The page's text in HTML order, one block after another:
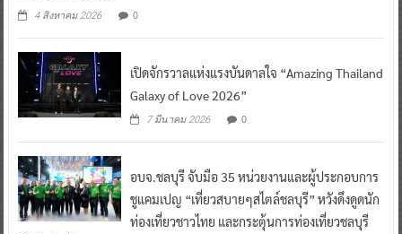
4 สิงหาคม 2026 0
เปิดจักรวาลแห่งแรงบันดาลใจ “Amazing Thailand
Galaxy of Love 2026”
7 มีนาคม 2026 0
อบจ.ชลบุรี จับมือ 35 หน่วยงานและผู้ประกอบการ
ชูแคมเปญ “เที่ยวสบายๆสไตล์ชลบุรี” หวังดึงดูดนัก
ท่องเที่ยวชาวไทย และกระตุ้นการท่องเที่ยวชลบุรี